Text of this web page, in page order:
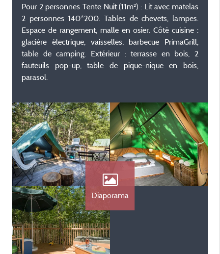
Pour 2 personnes Tente Nuit (11m²) : Lit avec matelas
2 personnes 140*200. Tables de chevets, lampes.
Espace de rangement, malle en osier. Côté cuisine :
glacière électrique, vaisselles, barbecue PrimaGrill,
table de camping. Extérieur : terrasse en bois, 2
fauteuils pop-up, table de pique-nique en bois,
parasol.
Diaporama